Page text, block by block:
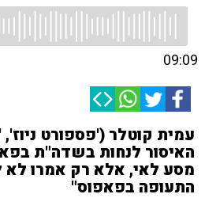
09:09
האיסור לנחות בשדה"ת
מסע לאי, אלא רק אמרו לא
התעופה בפאפוס"